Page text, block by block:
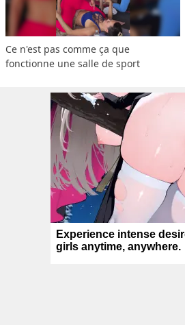
Ce n'est pas comme ça que
fonctionne une salle de sport